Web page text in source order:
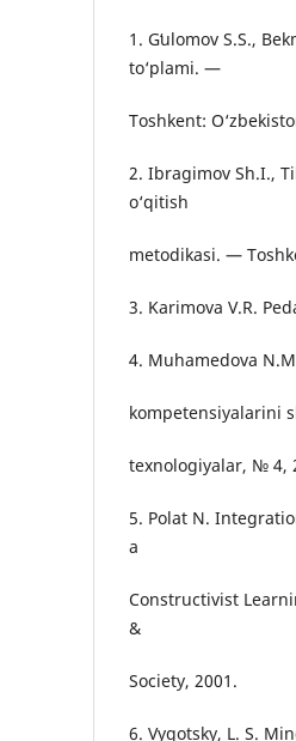
1. Gʻulomov S.S.,
to‘plami. —
Toshkent:
2. Ibragimov Sh.I.,
o‘qitish
metodikasi. —
3. Karimova V.R.
4. Muhamedova
kompetensiyalarini
texnologiyalar, № 4,
5. Polat N.
a
Constructivist
&
Society, 2001.
6. Vygotsky, L. S.